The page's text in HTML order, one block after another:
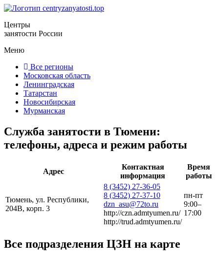
Центры
занятости России
Меню
Все регионы
Московская область
Ленинградская
Татарстан
Новосибирская
Мурманская
Служба занятости в Тюмени:
телефоны, адреса и режим работы
Адрес
Контактная
информация
Время
работы
Тюмень, ул. Республики,
204В, корп. 3
8 (3452) 27-36-05
8 (3452) 27-37-10
dzn_asu@72to.ru
http://czn.admtyumen.ru/
http://trud.admtyumen.ru/
пн-пт
9:00–
17:00
Все подразделения ЦЗН на карте